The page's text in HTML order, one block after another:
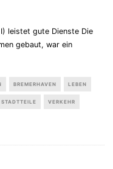
leistet gute Dienste Die
gebaut, war ein
BREMERHAVEN LEBEN
STADTTEILE VERKEHR